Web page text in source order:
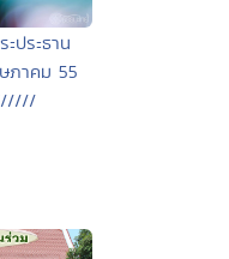
ระธาน
ภาคม 55